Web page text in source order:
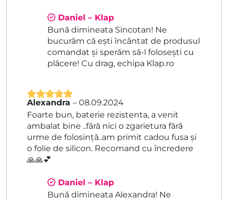
Daniel – Klap
Bună dimineata Sincotan! Ne
bucurăm că ești încântat de produsul
comandat și sperăm să-l folosești cu
plăcere! Cu drag, echipa Klap.ro
Evaluat la5
din 5
Alexandra – 08.09.2024
Foarte bun, baterie rezistenta, a venit
ambalat bine ..fără nici o zgarietura fără
urme de folosință..am primit cadou fusa și
o folie de silicon. Recomand cu încredere
🙏🙏💕
Daniel – Klap
Bună dimineata Alexandra! Ne